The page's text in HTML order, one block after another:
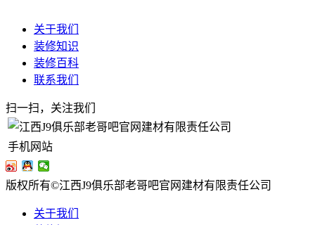
关于我们
装修知识
装修百科
联系我们
扫一扫，关注我们
手机网站
版权所有©江西J9俱乐部老哥吧官网建材有限责任公司
关于我们